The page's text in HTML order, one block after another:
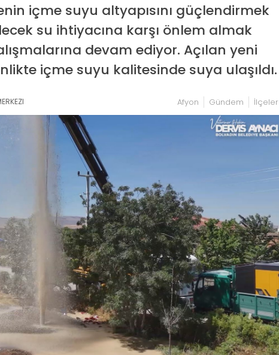
içme suyu altyapısını güçlendirmek
su ihtiyacına karşı önlem almak
devam ediyor. Açılan yeni
içme suyu kalitesinde suya ulaşıldı.
Afyon Gündem İlçeler